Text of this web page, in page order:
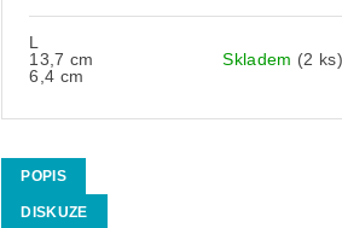
L
13,7 cm
6,4 cm
Skladem (2 ks)
POPIS
DISKUZE